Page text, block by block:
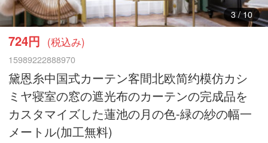
4/10
724円 (税込み)
15989222888970
黛恩糸中国式カーテン客間北欧简约模仿カシ
ミヤ寝室の窓の遮光布のカーテンの完成品を
カスタマイズした蓮池の月の色-緑の紗の幅一
メートル(加工無料)